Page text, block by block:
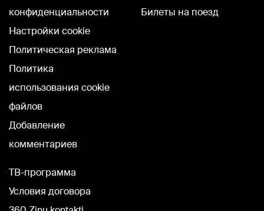
конфиденциальности
Настройки cookie
Политическая реклама
Политика
использования cookie
файлов
Добавление
комментариев
Билеты на поезд
TВ-программа
Условия договора